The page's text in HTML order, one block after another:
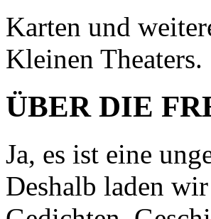
Karten und
Kleinen Theaters.
ÜBER DIE
Ja, es ist eine
Deshalb laden